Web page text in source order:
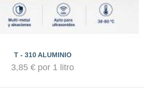
T - 310 ALUMINIO
3,85 € por 1 litro